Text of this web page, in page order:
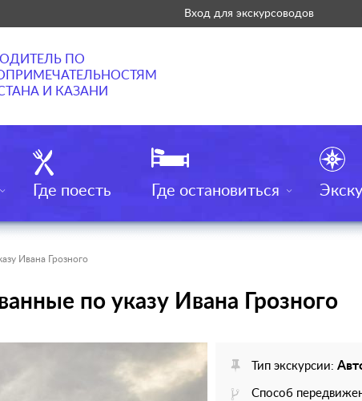
Вход для экскурсоводов
ПО
И КАЗАНИ
Где поесть Где остановиться
Ивана Грозного
по указу Ивана Грозного
Тип экскурсии:
Способ